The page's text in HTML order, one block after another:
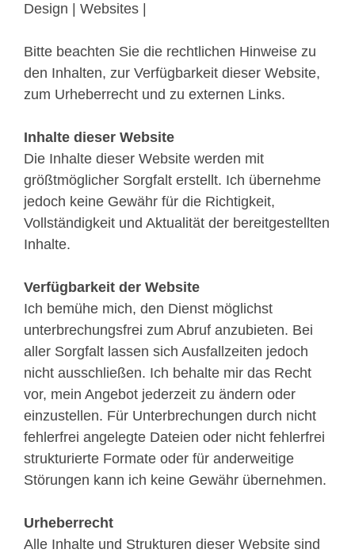
Design | Websites |
Bitte beachten Sie die rechtlichen Hinweise zu
den Inhalten, zur Verfügbarkeit dieser Website,
zum Urheberrecht und zu externen Links.
Inhalte dieser Website
Die Inhalte dieser Website werden mit
größtmöglicher Sorgfalt erstellt. Ich übernehme
jedoch keine Gewähr für die Richtigkeit,
Vollständigkeit und Aktualität der bereitgestellten
Inhalte.
Verfügbarkeit der Website
Ich bemühe mich, den Dienst möglichst
unterbrechungsfrei zum Abruf anzubieten. Bei
aller Sorgfalt lassen sich Ausfallzeiten jedoch
nicht ausschließen. Ich behalte mir das Recht
vor, mein Angebot jederzeit zu ändern oder
einzustellen. Für Unterbrechungen durch nicht
fehlerfrei angelegte Dateien oder nicht fehlerfrei
strukturierte Formate oder für anderweitige
Störungen kann ich keine Gewähr übernehmen.
Urheberrecht
Alle Inhalte und Strukturen dieser Website sind